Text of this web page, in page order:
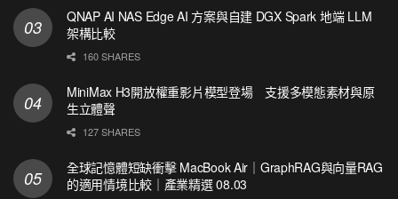
QNAP AI NAS Edge AI 方案與自建 DGX Spark 地端 LLM
架構比較
160 SHARES
MiniMax H3開放權重影片模型登場 支援多模態素材與原
生立體聲
127 SHARES
全球記憶體短缺衝擊 MacBook Air｜GraphRAG與向量RAG
的適用情境比較｜產業精選 08.03